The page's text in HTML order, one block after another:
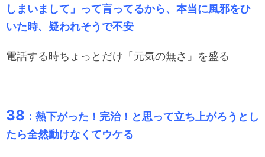
しまいまして」って言ってるから、本当に風邪をひ
いた時、疑われそうで不安
電話する時ちょっとだけ「元気の無さ」を盛る
38 ：熱下がった！完治！と思って立ち上がろうとし
たら全然動けなくてウケる